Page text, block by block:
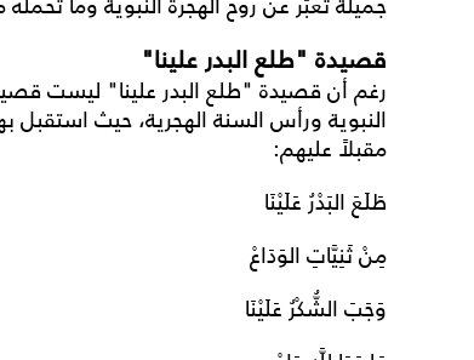
قصيدة "طلع البدر علينا"
رغم أن قصيدة "طلع البدر علينا" ليست
النبوية ورأس السنة الهجرية، حيث استقبل
مقبلاً عليهم:
طَلَعَ البَدْرُ عَلَيْنَا
مِنْ ثَنِيَّاتِ الوَدَاعْ
وَجَبَ الشُّكْرُ عَلَيْنَا